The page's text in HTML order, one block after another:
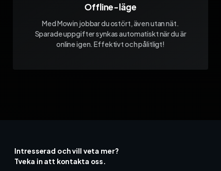
Offline-läge
Med Mowin jobbar du ostört, även utan nät.
Sparade uppgifter synkas automatiskt när du är
online igen. Effektivt och pålitligt!
Intresserad och vill veta mer?
Tveka in att kontakta oss.